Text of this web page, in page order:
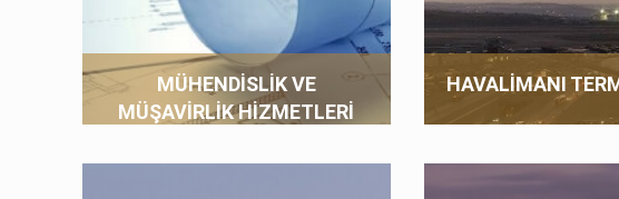
MÜHENDISLIK VE
MÜŞAVIRLIK HIZMETLERI
HAVALIMANI